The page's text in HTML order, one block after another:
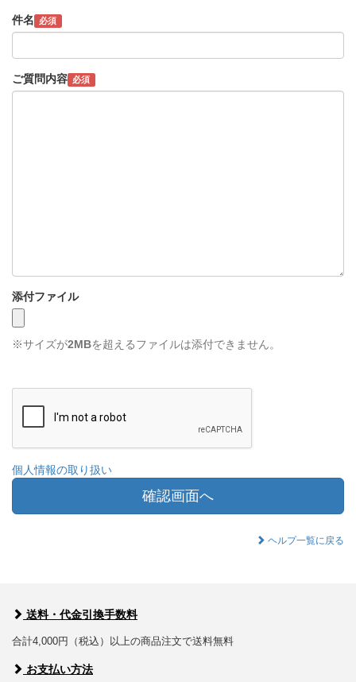
件名 必須
ご質問内容 必須
添付ファイル
※サイズが2MBを超えるファイルは添付できません。
個人情報の取り扱い
確認画面へ
ヘルプ一覧に戻る
送料・代金引換手数料
合計4,000円（税込）以上の商品注文で送料無料
お支払い方法